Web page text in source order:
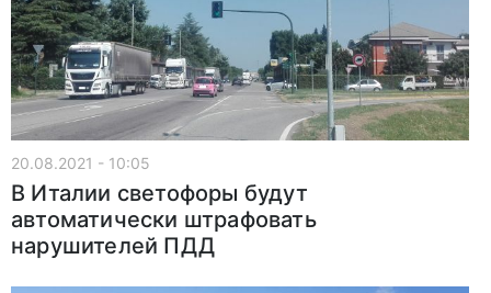
20.08.2021 - 10:05
В Италии светофоры будут
автоматически штрафовать
нарушителей ПДД